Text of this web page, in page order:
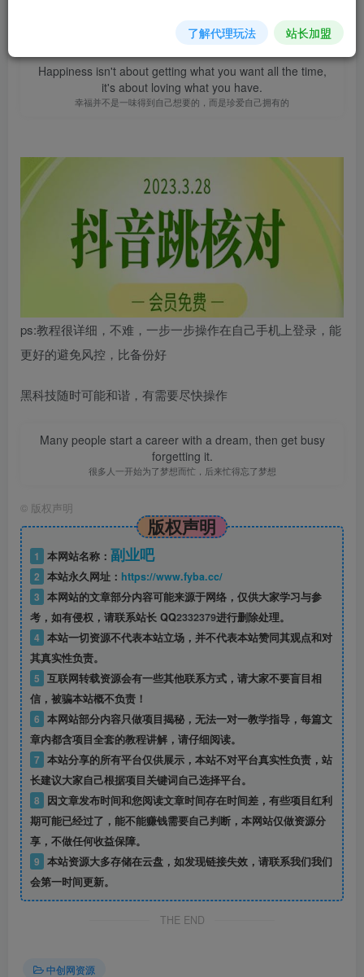
您当前未登录！建议登陆后购买，可保存购买订单
Happiness isn't about getting what you want all the time,
it's about loving what you have.
幸福并不是一味得到自己想要的，而是珍爱自己拥有的
ps:教程很详细，不难，一步一步操作在自己手机上登录，能
更好的避免风控，比备份好
黑科技随时可能和谐，有需要尽快操作
Many people start a career with a dream, then get busy
forgetting it.
很多人一开始为了梦想而忙，后来忙得忘了梦想
© 版权声明
版权声明
1 本网站名称： 副业吧
2 本站永久网址： https://www.fyba.cc/
3 本网站的文章部分内容可能来源于网络，仅供大家学习与参
考，如有侵权，请联系站长 QQ2332379进行删除处理。
4 本站一切资源不代表本站立场，并不代表本站赞同其观点和对
其真实性负责。
5 互联网转载资源会有一些其他联系方式，请大家不要盲目相
信，被骗本站概不负责！
6 本网站部分内容只做项目揭秘，无法一对一教学指导，每篇文
章内都含项目全套的教程讲解，请仔细阅读。
7 本站分享的所有平台仅供展示，本站不对平台真实性负责，站
长建议大家自己根据项目关键词自己选择平台。
8
因文章发布时间和您阅读文章时间存在时间差，有些项目红利
期可能已经过了，能不能赚钱需要自己判断，本网站仅做资源分
享，不做任何收益保障。
9 本站资源大多存储在云盘，如发现链接失效，请联系我们我们
会第一时间更新。
THE END
中创网资源
了解代理玩法 站长加盟